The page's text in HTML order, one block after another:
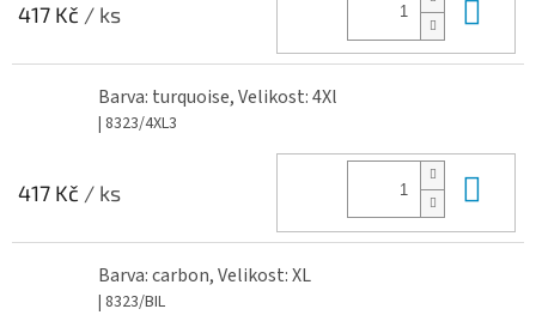
417 Kč / ks
Barva: turquoise, Velikost: 4Xl
| 8323/4XL3
417 Kč / ks
Barva: carbon, Velikost: XL
| 8323/BIL